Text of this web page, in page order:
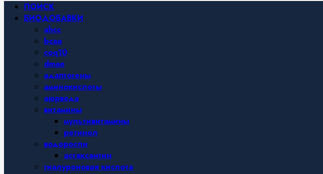
Основное
меню
ПОИСК
БИОДОБАВКИ
ahcc
bcaa
coq10
dmae
адаптогены
аминокислоты
аюрведа
витамины
мультивитамины
ретинол
водоросли
астаксантин
гиалуроновая кислота